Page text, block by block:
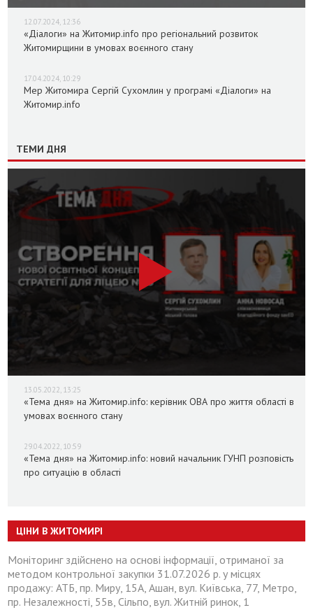
12.07.2024, 12:36
«Діалоги» на Житомир.info про регіональний розвиток
Житомирщини в умовах воєнного стану
17.04.2024, 10:29
Мер Житомира Сергій Сухомлин у програмі «Діалоги» на
Житомир.info
ТЕМИ ДНЯ
13.05.2022, 13:25
«Тема дня» на Житомир.info: керівник ОВА про життя області в
умовах воєнного стану
29.04.2022, 10:59
«Тема дня» на Житомир.info: новий начальник ГУНП розповість
про ситуацію в області
ЦІНИ В ЖИТОМИРІ
Моніторинг здійснено на основі інформації, отриманої за
методом контрольної закупки 31.07.2026 р. у місцях
продажу: АТБ, пр. Миру, 15А, Ашан, вул. Київська, 77, Метро,
пр. Незалежності, 55в, Сільпо, вул. Житній ринок, 1